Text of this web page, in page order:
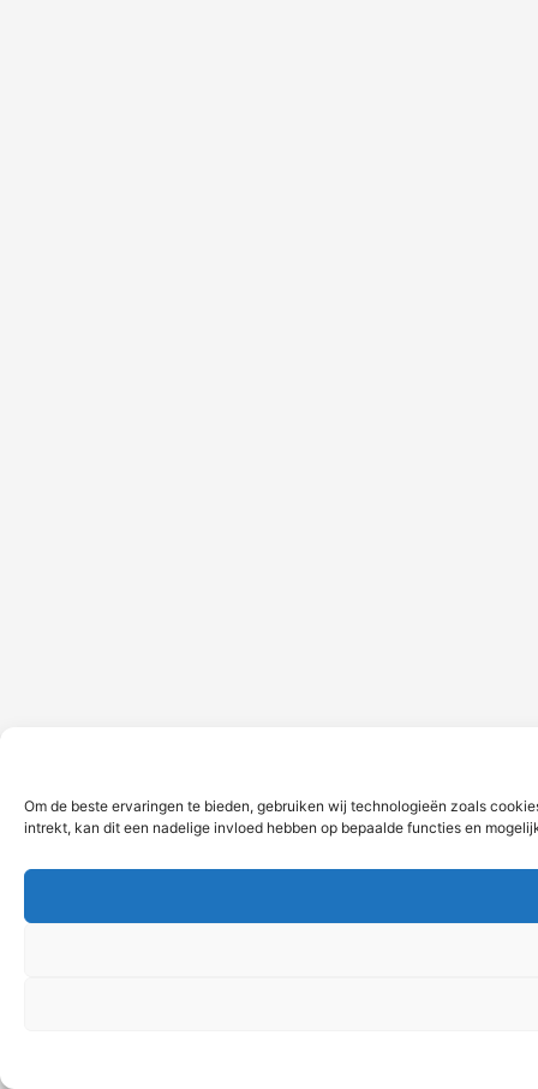
Om de beste ervaringen te bieden, gebruiken wij technologieën zoals
intrekt, kan dit een nadelige invloed hebben op bepaalde functies en